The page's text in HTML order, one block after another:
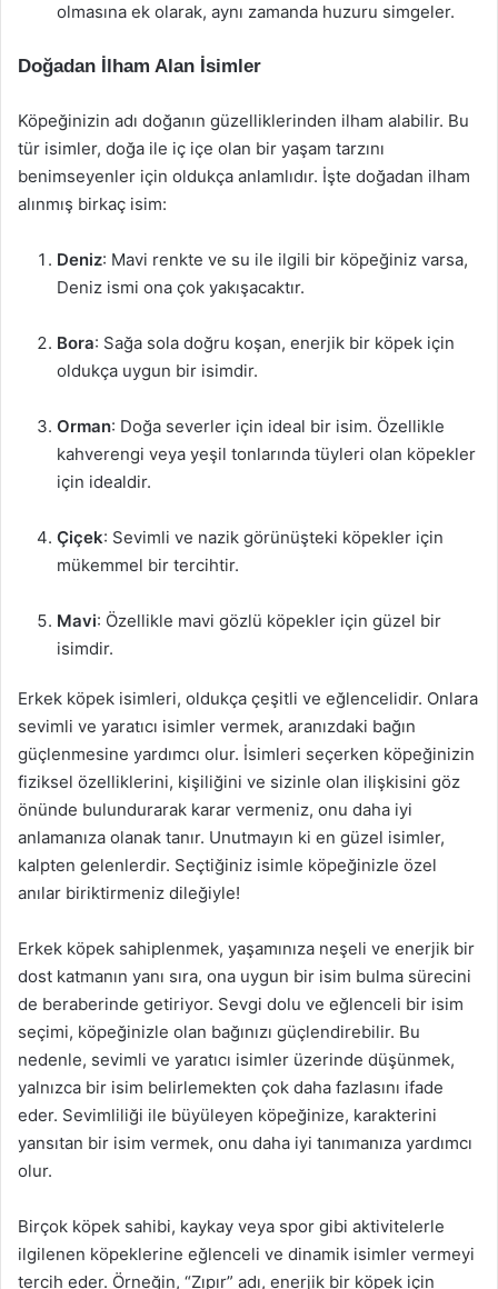
olmasına ek olarak, aynı zamanda huzuru simgeler.
Doğadan İlham Alan İsimler
Köpeğinizin adı doğanın güzelliklerinden ilham alabilir. Bu
tür isimler, doğa ile iç içe olan bir yaşam tarzını
benimseyenler için oldukça anlamlıdır. İşte doğadan ilham
alınmış birkaç isim:
Deniz: Mavi renkte ve su ile ilgili bir köpeğiniz varsa,
Deniz ismi ona çok yakışacaktır.
Bora: Sağa sola doğru koşan, enerjik bir köpek için
oldukça uygun bir isimdir.
Orman: Doğa severler için ideal bir isim. Özellikle
kahverengi veya yeşil tonlarında tüyleri olan köpekler
için idealdir.
Çiçek: Sevimli ve nazik görünüşteki köpekler için
mükemmel bir tercihtir.
Mavi: Özellikle mavi gözlü köpekler için güzel bir
isimdir.
Erkek köpek isimleri, oldukça çeşitli ve eğlencelidir. Onlara
sevimli ve yaratıcı isimler vermek, aranızdaki bağın
güçlenmesine yardımcı olur. İsimleri seçerken köpeğinizin
fiziksel özelliklerini, kişiliğini ve sizinle olan ilişkisini göz
önünde bulundurarak karar vermeniz, onu daha iyi
anlamanıza olanak tanır. Unutmayın ki en güzel isimler,
kalpten gelenlerdir. Seçtiğiniz isimle köpeğinizle özel
anılar biriktirmeniz dileğiyle!
Erkek köpek sahiplenmek, yaşamınıza neşeli ve enerjik bir
dost katmanın yanı sıra, ona uygun bir isim bulma sürecini
de beraberinde getiriyor. Sevgi dolu ve eğlenceli bir isim
seçimi, köpeğinizle olan bağınızı güçlendirebilir. Bu
nedenle, sevimli ve yaratıcı isimler üzerinde düşünmek,
yalnızca bir isim belirlemekten çok daha fazlasını ifade
eder. Sevimliliği ile büyüleyen köpeğinize, karakterini
yansıtan bir isim vermek, onu daha iyi tanımanıza yardımcı
olur.
Birçok köpek sahibi, kaykay veya spor gibi aktivitelerle
ilgilenen köpeklerine eğlenceli ve dinamik isimler vermeyi
tercih eder. Örneğin, “Zıpır” adı, enerjik bir köpek için